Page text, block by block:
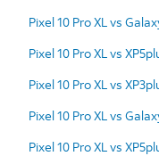
Pixel 10 Pro XL vs
Pixel 10 Pro XL vs
Pixel 10 Pro XL vs
Pixel 10 Pro XL vs
Pixel 10 Pro XL vs